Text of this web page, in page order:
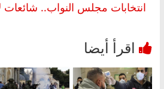
انتخابات مجلس النواب.. شائعات